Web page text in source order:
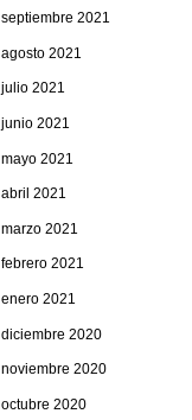
septiembre 2021
agosto 2021
julio 2021
junio 2021
mayo 2021
abril 2021
marzo 2021
febrero 2021
enero 2021
diciembre 2020
noviembre 2020
octubre 2020